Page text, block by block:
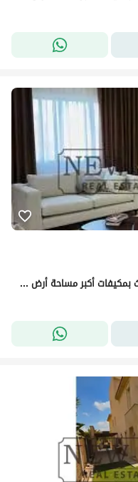
فيلا جاهزة للسكن كاملة التشطيبات والأثاث بمكيفات أكبر مساحة أرض - تطل على ملعب الجولف - في أب تاون كايرو المقطم Uptown Cairo تطوير شركة إعمار